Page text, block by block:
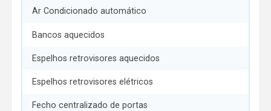
Ar Condicionado automático
Bancos aquecidos
Espelhos retrovisores aquecidos
Espelhos retrovisores elétricos
Fecho centralizado de portas